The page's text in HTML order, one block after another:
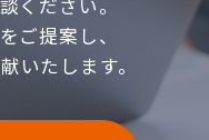
ご提案し、
いたします。